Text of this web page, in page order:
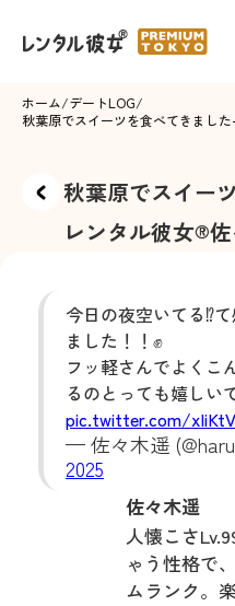
ホーム/デートLOG/
秋葉原でスイーツを食べてきました
秋葉原でスイー
レンタル彼女®
今日の夜空いてる⁉️
ました！！✊
フッ軽さんでよくこ
るのとっても嬉しい
pic.twitter.com/
— 佐々木遥
2025
佐々木遥
人懐こさ
ゃう性格で
ムランク。